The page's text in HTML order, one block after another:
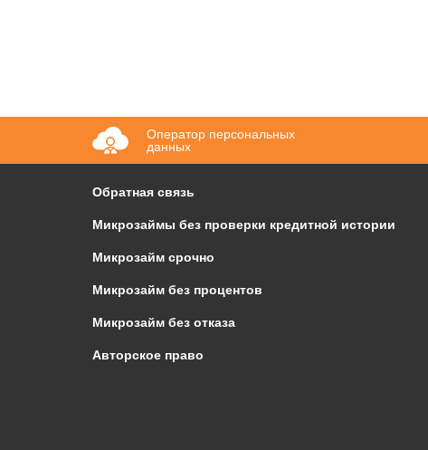
Оператор персональных
данных
Обратная связь
Микрозаймы без проверки кредитной истории
Микрозайм срочно
Микрозайм без процентов
Микрозайм без отказа
Авторское право